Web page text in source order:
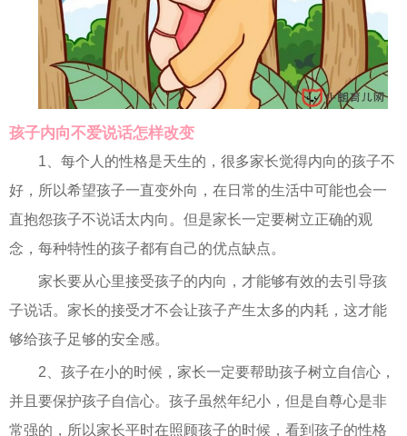
孩子内向不爱说话怎样改变
1、每个人的性格是天生的，很多家长觉得内向的孩子不
好，所以希望孩子一直变外向，在日常的生活中可能也会一
直抱怨孩子不说话太内向。但是家长一定要树立正确的观
念，每种特性的孩子都有自己的优点缺点。
家长要从心里接受孩子的内向，才能够有效的去引导孩
子说话。家长的接受才不会让孩子产生太多的内耗，这才能
够给孩子足够的安全感。
2、孩子在小的时候，家长一定要帮助孩子树立自信心，
并且要保护孩子自信心。孩子虽然年纪小，但是自尊心是非
常强的，所以家长平时在照顾孩子的时候，看到孩子的性格